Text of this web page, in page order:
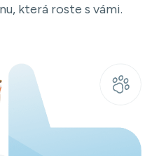
která roste s vámi.